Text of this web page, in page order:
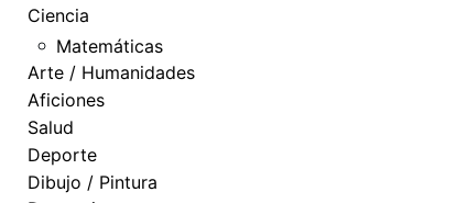
Ciencia
Matemáticas
Arte / Humanidades
Aficiones
Salud
Deporte
Dibujo / Pintura